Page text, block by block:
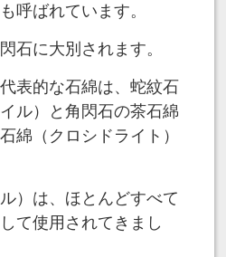
呼ばれています。
石に大別されます。
表的な石綿は、蛇紋石
ル）と角閃石の茶石綿
綿（クロシドライト）
）は、ほとんどすべて
て使用されてきまし